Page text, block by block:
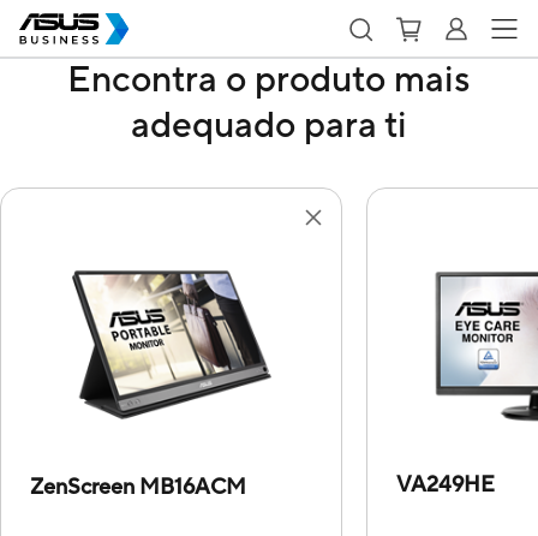
Encontra o produto mais
adequado para ti
ZenScreen MB16ACM VA249HE